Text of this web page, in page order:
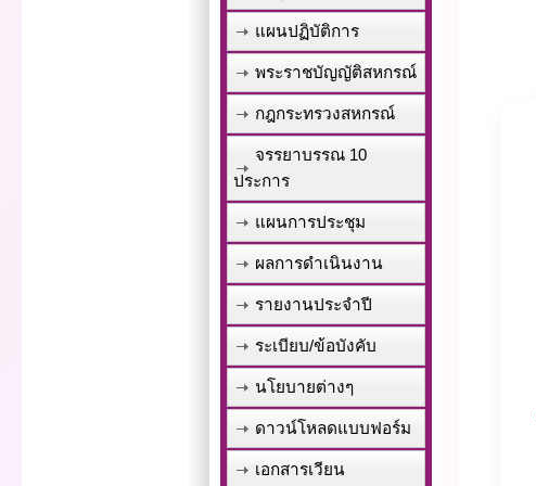
แผนปฏิบัติการ
พระราชบัญญัติสหกรณ์
กฎกระทรวงสหกรณ์
จรรยาบรรณ 10
ประการ
แผนการประชุม
ผลการดำเนินงาน
รายงานประจำปี
ระเบียบ/ข้อบังคับ
นโยบายต่างๆ
ดาวน์โหลดแบบฟอร์ม
เอกสารเวียน